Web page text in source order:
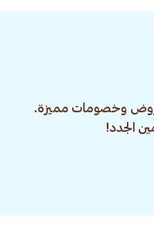
وخصومات مميزة.
الجدد!